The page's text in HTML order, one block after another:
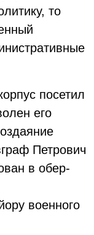
то
посетил
его
Петрович
в обер-
военного